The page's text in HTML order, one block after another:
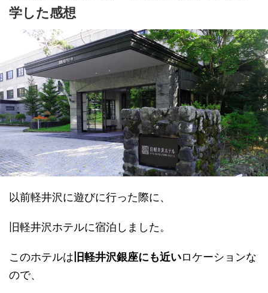
学した感想
以前軽井沢に遊びに行った際に、
旧軽井沢ホテルに宿泊しました。
このホテルは 旧軽井沢銀座にも近いロケーションな
ので、